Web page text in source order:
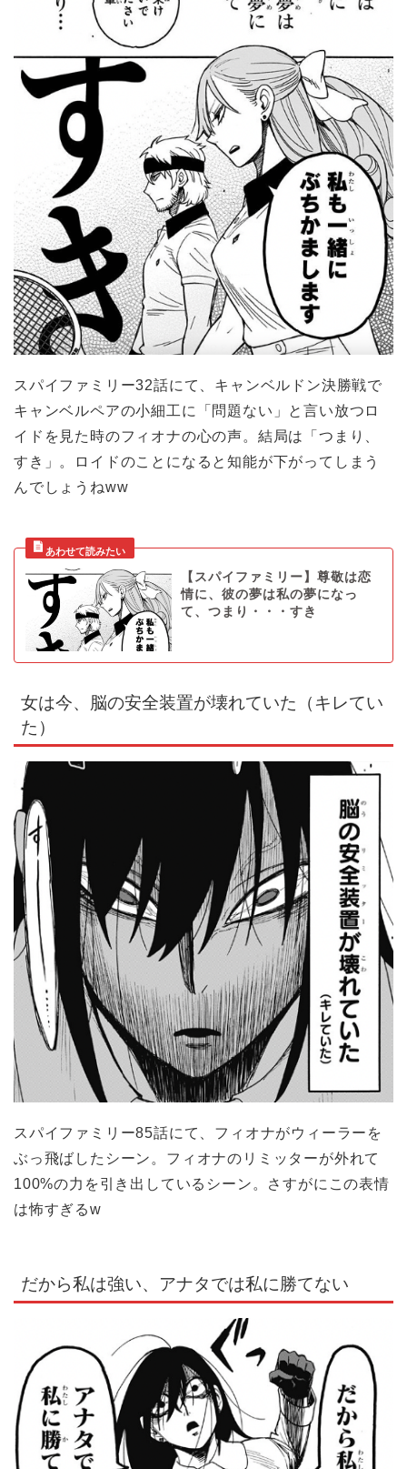
スパイファミリー32話にて、キャンベルドン決勝戦で
キャンベルペアの小細工に「問題ない」と言い放つロ
イドを見た時のフィオナの心の声。結局は「つまり、
すき」。ロイドのことになると知能が下がってしまう
んでしょうねww
【スパイファミリー】尊敬は恋
情に、彼の夢は私の夢になっ
て、つまり・・・すき
女は今、脳の安全装置が壊れていた（キレてい
た）
スパイファミリー85話にて、フィオナがウィーラーを
ぶっ飛ばしたシーン。フィオナのリミッターが外れて
100%の力を引き出しているシーン。さすがにこの表情
は怖すぎるw
だから私は強い、アナタでは私に勝てない